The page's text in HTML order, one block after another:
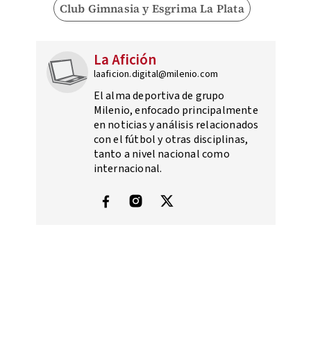
Club Gimnasia y Esgrima La Plata
La Afición
laaficion.digital@milenio.com
El alma deportiva de grupo
Milenio, enfocado principalmente
en noticias y análisis relacionados
con el fútbol y otras disciplinas,
tanto a nivel nacional como
internacional.